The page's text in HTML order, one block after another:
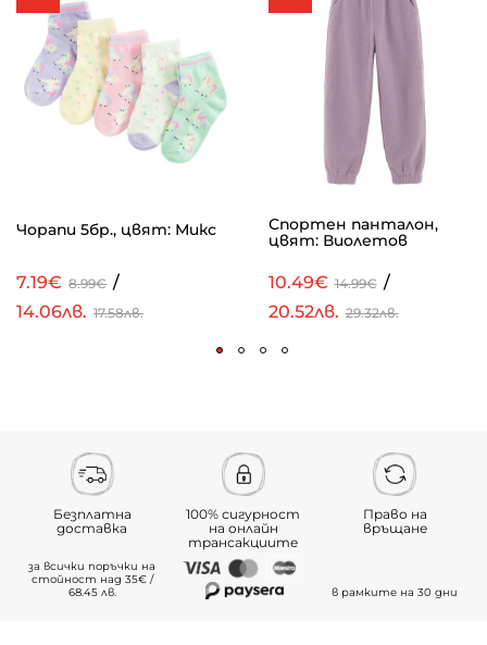
Чорапи 5бр., цвят: Микс
7.19€ 8.99€ /
14.06лв. 17.58лв.
Спортен панталон,
цвят: Виолетов
10.49€ 14.99€ /
20.52лв. 29.32лв.
Безплатна
доставка
за всички поръчки на
стойност над 35€ /
68.45 лв.
100% сигурност
на онлайн
трансакциите
Право на
връщане
в рамките на 30 дни